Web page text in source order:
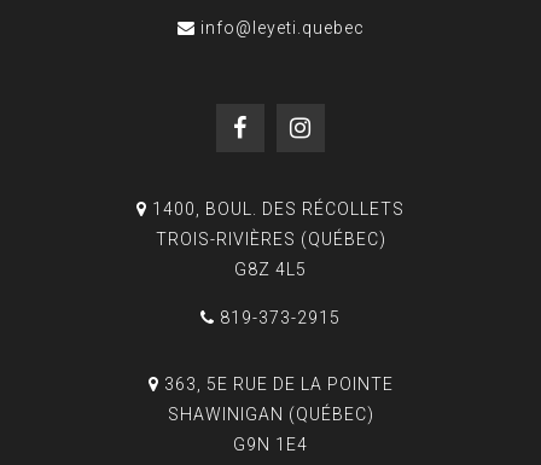
info@leyeti.quebec
1400, BOUL. DES RÉCOLLETS
TROIS-RIVIÈRES (QUÉBEC)
G8Z 4L5
819-373-2915
363, 5E RUE DE LA POINTE
SHAWINIGAN (QUÉBEC)
G9N 1E4